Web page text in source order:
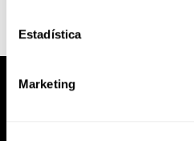
Estadística
Marketing